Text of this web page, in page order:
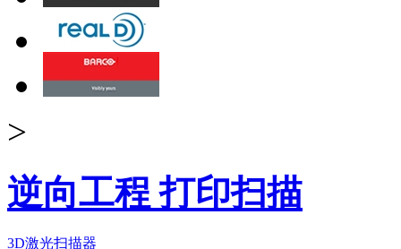
>
逆向工程 打印扫描
3D激光扫描器